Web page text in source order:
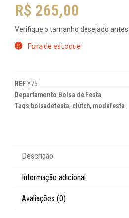
R$ 265,00
Verifique o tamanho desejado
Fora de estoque
REFY75
Departamento Bolsa de Festa
Tags bolsadefesta, clutch, modafesta
Descrição
Informação adicional
Avaliações (0)